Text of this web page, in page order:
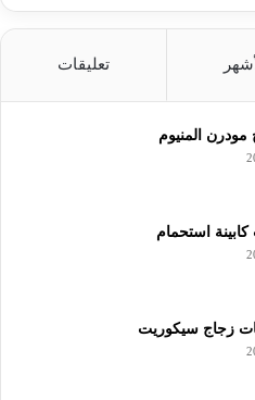
تعليقات
مودرن المنيوم
كابينة استحمام
زجاج سيكوريت